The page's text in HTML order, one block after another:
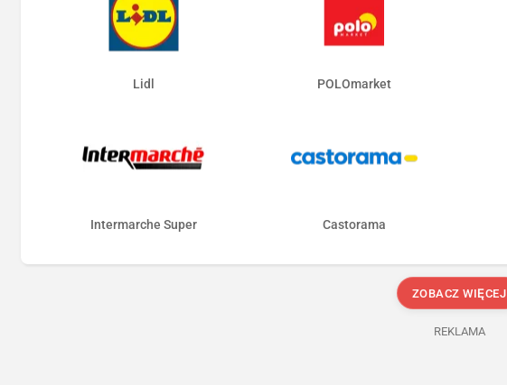
Lidl POLOmarket
Intermarche Super Castorama
ZOBACZ WIĘCEJ
REKLAMA